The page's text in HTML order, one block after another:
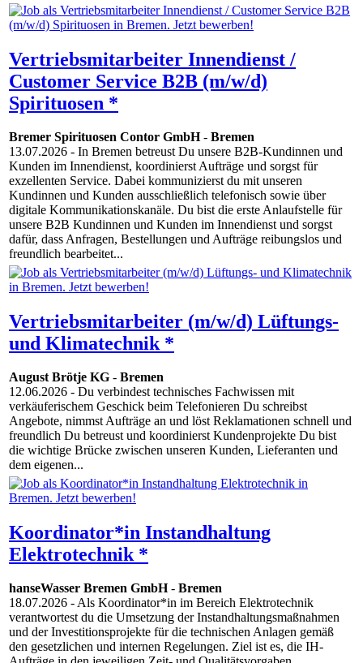
Vertriebsmitarbeiter Innendienst /
Customer Service B2B (m/w/d)
Spirituosen *
Bremer Spirituosen Contor GmbH- Bremen
13.07.2026 - In Bremen betreust Du unsere B2B-Kundinnen und
Kunden im Innendienst, koordinierst Aufträge und sorgst für
exzellenten Service. Dabei kommunizierst du mit unseren
Kundinnen und Kunden ausschließlich telefonisch sowie über
digitale Kommunikationskanäle. Du bist die erste Anlaufstelle für
unsere B2B Kundinnen und Kunden im Innendienst und sorgst
dafür, dass Anfragen, Bestellungen und Aufträge reibungslos und
freundlich bearbeitet...
Vertriebsmitarbeiter (m/w/d) Lüftungs-
und Klimatechnik *
August Brötje KG - Bremen
12.06.2026 - Du verbindest technisches Fachwissen mit
verkäuferischem Geschick beim Telefonieren Du schreibst
Angebote, nimmst Aufträge an und löst Reklamationen schnell und
freundlich Du betreust und koordinierst Kundenprojekte Du bist
die wichtige Brücke zwischen unseren Kunden, Lieferanten und
dem eigenen...
Koordinator*in Instandhaltung
Elektrotechnik *
hanseWasser Bremen GmbH- Bremen
18.07.2026 - Als Koordinator*in im Bereich Elektrotechnik
verantwortest du die Umsetzung der Instandhaltungsmaßnahmen
und der Investitionsprojekte für die technischen Anlagen gemäß
den gesetzlichen und internen Regelungen. Ziel ist es, die IH-